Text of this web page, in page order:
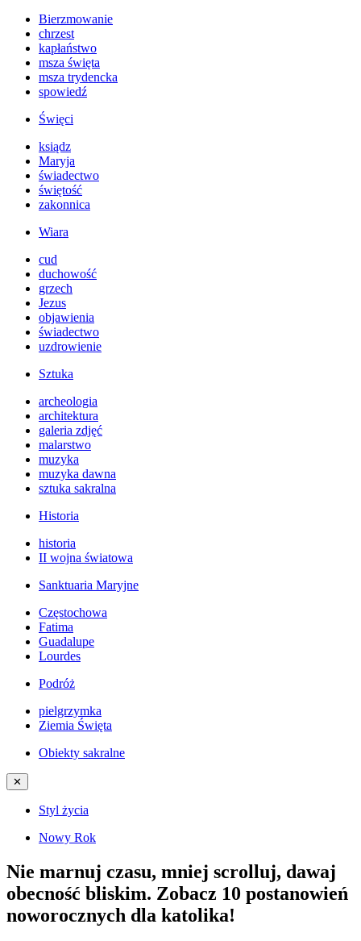
Bierzmowanie
chrzest
kapłaństwo
msza święta
msza trydencka
spowiedź
Święci
ksiądz
Maryja
świadectwo
świętość
zakonnica
Wiara
cud
duchowość
grzech
Jezus
objawienia
świadectwo
uzdrowienie
Sztuka
archeologia
architektura
galeria zdjęć
malarstwo
muzyka
muzyka dawna
sztuka sakralna
Historia
historia
II wojna światowa
Sanktuaria Maryjne
Częstochowa
Fatima
Guadalupe
Lourdes
Podróż
pielgrzymka
Ziemia Święta
Obiekty sakralne
✕
Styl życia
Nowy Rok
Nie marnuj czasu, mniej scrolluj, dawaj
obecność bliskim. Zobacz 10 postanowień
noworocznych dla katolika!